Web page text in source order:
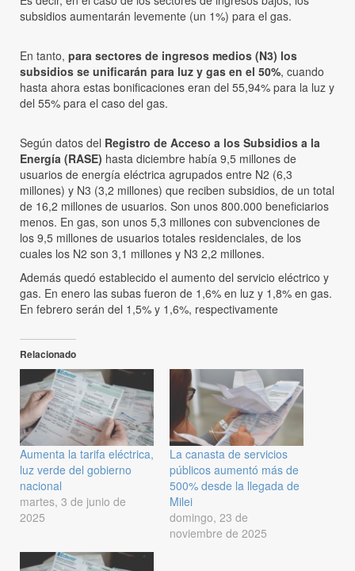
subsidios aumentarán levemente (un 1%) para el gas.
En tanto, para sectores de ingresos medios (N3) los
subsidios se unificarán para luz y gas en el 50%, cuando
hasta ahora estas bonificaciones eran del 55,94% para la luz y
del 55% para el caso del gas.
Según datos del Registro de Acceso a los Subsidios a la
Energía (RASE) hasta diciembre había 9,5 millones de
usuarios de energía eléctrica agrupados entre N2 (6,3
millones) y N3 (3,2 millones) que reciben subsidios, de un total
de 16,2 millones de usuarios. Son unos 800.000 beneficiarios
menos. En gas, son unos 5,3 millones con subvenciones de
los 9,5 millones de usuarios totales residenciales, de los
cuales los N2 son 3,1 millones y N3 2,2 millones.
Además quedó establecido el aumento del servicio eléctrico y
gas. En enero las subas fueron de 1,6% en luz y 1,8% en gas.
En febrero serán del 1,5% y 1,6%, respectivamente
Relacionado
Aumenta la tarifa eléctrica,
luz verde del gobierno
nacional
martes, 3 de junio de
2025
La canasta de servicios
públicos aumentó más de
500% desde la llegada de
Milei
domingo, 23 de
noviembre de 2025